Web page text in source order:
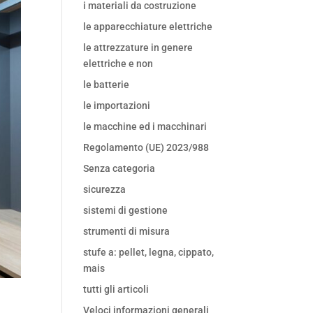
i materiali da costruzione
le apparecchiature elettriche
le attrezzature in genere
elettriche e non
le batterie
le importazioni
le macchine ed i macchinari
Regolamento (UE) 2023/988
Senza categoria
sicurezza
sistemi di gestione
strumenti di misura
stufe a: pellet, legna, cippato,
mais
tutti gli articoli
Veloci informazioni generali